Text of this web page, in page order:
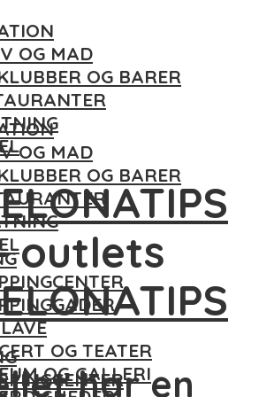
OG MAD
OG BARER
OG TEATER
OG GALLERI
OG MAD
OG BARER
outlets
har en